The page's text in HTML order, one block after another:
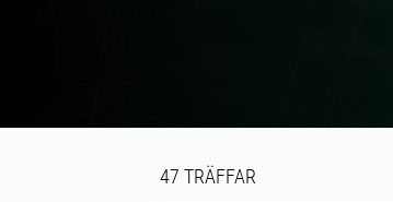
Sökresultat
47 TRÄFFAR